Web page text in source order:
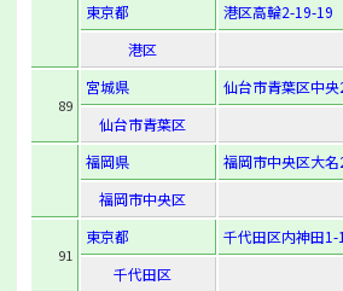
東京都
港区高輪2-19-19
港区
89
宮城県
仙台市青葉区中
仙台市青葉区
福岡県
福岡市中央区大
福岡市中央区
91
東京都
千代田区内神田
千代田区